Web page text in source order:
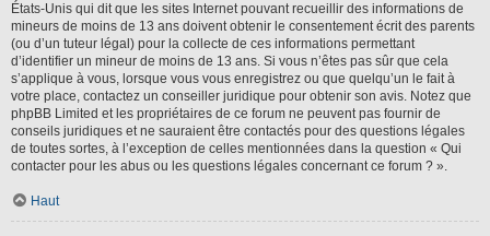
États-Unis qui dit que les sites Internet pouvant recueillir des informations de
mineurs de moins de 13 ans doivent obtenir le consentement écrit des parents
(ou d’un tuteur légal) pour la collecte de ces informations permettant
d’identifier un mineur de moins de 13 ans. Si vous n’êtes pas sûr que cela
s’applique à vous, lorsque vous vous enregistrez ou que quelqu’un le fait à
votre place, contactez un conseiller juridique pour obtenir son avis. Notez que
phpBB Limited et les propriétaires de ce forum ne peuvent pas fournir de
conseils juridiques et ne sauraient être contactés pour des questions légales
de toutes sortes, à l’exception de celles mentionnées dans la question « Qui
contacter pour les abus ou les questions légales concernant ce forum ? ».
Haut